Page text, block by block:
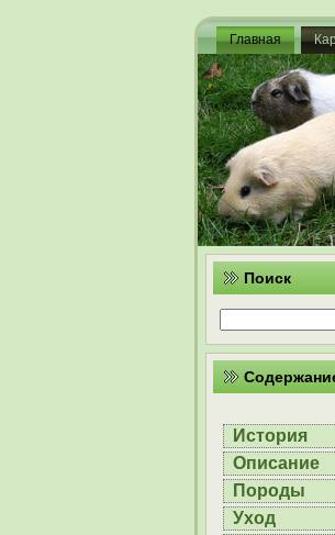
Главная
Поиск
История
Описание
Породы
Уход